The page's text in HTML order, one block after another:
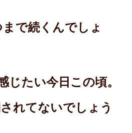
で続くんでしょ
じたい今日この頃。
れてないでしょう